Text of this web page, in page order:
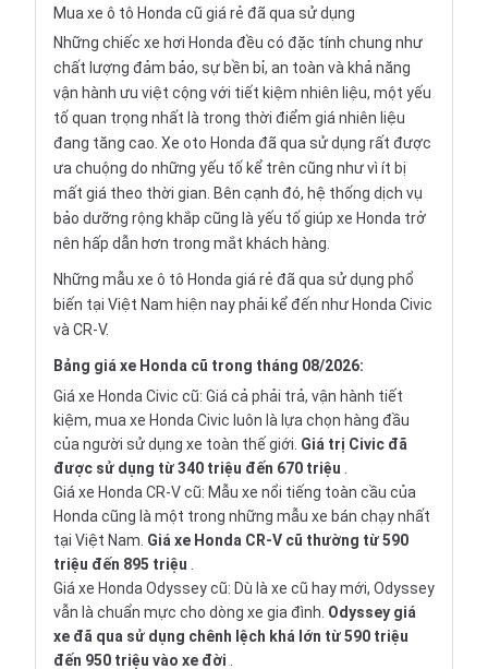
Mua xe ô tô Honda cũ giá rẻ đã qua sử dụng
Những chiếc xe hơi Honda đều có đặc tính chung như
chất lượng đảm bảo, sự bền bỉ, an toàn và khả năng
vận hành ưu việt cộng với tiết kiệm nhiên liệu, một yếu
tố quan trọng nhất là trong thời điểm giá nhiên liệu
đang tăng cao. Xe oto Honda đã qua sử dụng rất được
ưa chuộng do những yếu tố kể trên cũng như vì ít bị
mất giá theo thời gian. Bên cạnh đó, hệ thống dịch vụ
bảo dưỡng rộng khắp cũng là yếu tố giúp xe Honda trở
nên hấp dẫn hơn trong mắt khách hàng.
Những mẫu xe ô tô Honda giá rẻ đã qua sử dụng phổ
biến tại Việt Nam hiện nay phải kể đến như Honda Civic
và CR-V.
Bảng giá xe Honda cũ trong tháng 08/2026:
Giá xe Honda Civic cũ: Giá cả phải trả, vận hành tiết
kiệm, mua xe Honda Civic luôn là lựa chọn hàng đầu
của người sử dụng xe toàn thế giới. Giá trị Civic đã
được sử dụng từ 340 triệu đến 670 triệu .
Giá xe Honda CR-V cũ: Mẫu xe nổi tiếng toàn cầu của
Honda cũng là một trong những mẫu xe bán chạy nhất
tại Việt Nam. Giá xe Honda CR-V cũ thường từ 590
triệu đến 895 triệu .
Giá xe Honda Odyssey cũ: Dù là xe cũ hay mới, Odyssey
vẫn là chuẩn mực cho dòng xe gia đình. Odyssey giá
xe đã qua sử dụng chênh lệch khá lớn từ 590 triệu
đến 950 triệu vào xe đời .